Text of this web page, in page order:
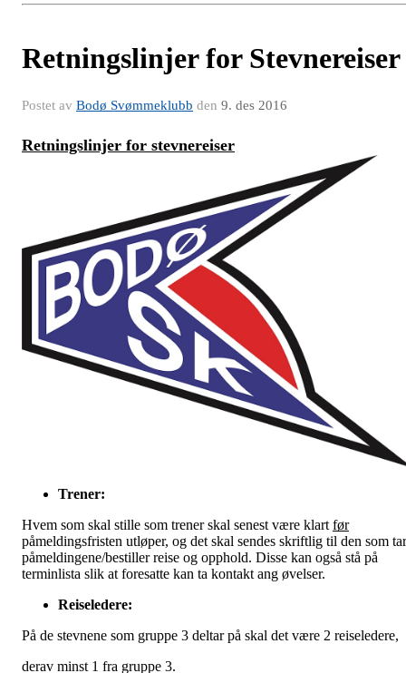
Retningslinjer for Stevnereiser
Postet av Bodø Svømmeklubb den 9. des 2016
Retningslinjer for stevnereiser
Trener:
Hvem som skal stille som trener skal senest være klart før
påmeldingsfristen utløper, og det skal sendes skriftlig til den som tar
påmeldingene/bestiller reise og opphold. Disse kan også stå på
terminlista slik at foresatte kan ta kontakt ang øvelser.
Reiseledere:
På de stevnene som gruppe 3 deltar på skal det være 2 reiseledere,
derav minst 1 fra gruppe 3.